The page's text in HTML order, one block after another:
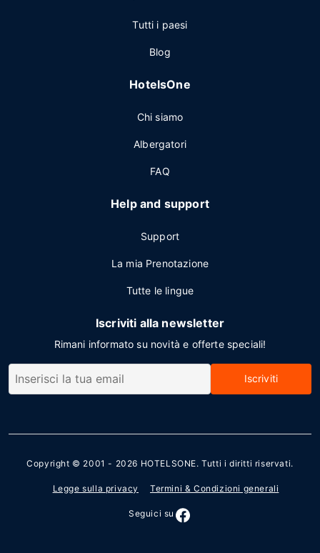
Tutti i paesi
Blog
HotelsOne
Chi siamo
Albergatori
FAQ
Help and support
Support
La mia Prenotazione
Tutte le lingue
Iscriviti alla newsletter
Rimani informato su novità e offerte speciali!
Iscriviti
Copyright © 2001 - 2026 HOTELSONE. Tutti i diritti riservati.
Legge sulla privacy Termini & Condizioni generali
Seguici su